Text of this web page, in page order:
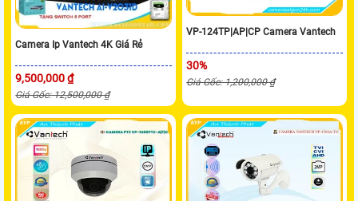
Camera Ip Vantech 4K Giá Rẻ
9,500,000 ₫
Giá Gốc: 12,500,000 ₫
VP-124TP|AP|CP Camera Vantech
30%
Giá Gốc: 1,200,000 ₫